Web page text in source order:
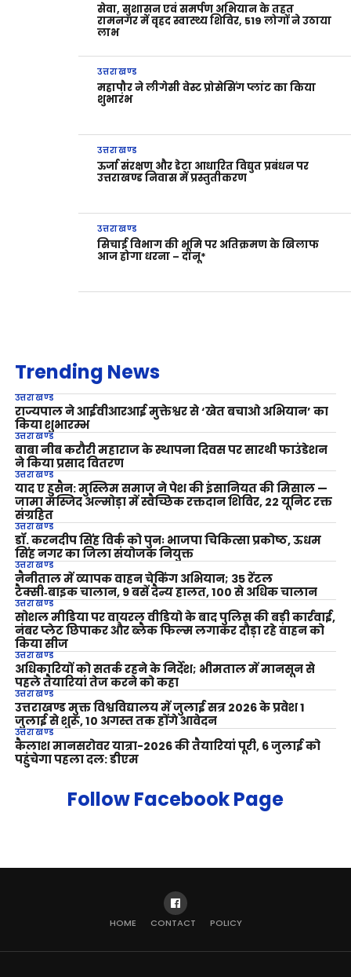
सेवा, सुशासन एवं समर्पण अभियान के तहत
रामनगर में वृहद स्वास्थ्य शिविर, 519 लोगों ने उठाया
लाभ
उत्तराखण्ड
महापौर ने लीगेसी वेस्ट प्रोसेसिंग प्लांट का किया
शुभारंभ
उत्तराखण्ड
ऊर्जा संरक्षण और डेटा आधारित विद्युत प्रबंधन पर
उत्तराखण्ड निवास में प्रस्तुतीकरण
उत्तराखण्ड
सिचाई विभाग की भूमि पर अतिक्रमण के खिलाफ
आज होगा धरना – दानू*
Trending News
उत्तराखण्ड
राज्यपाल ने आईवीआरआई मुक्तेश्वर से ‘खेत बचाओ अभियान’ का
किया शुभारम्भ
उत्तराखण्ड
बाबा नीब करौरी महाराज के स्थापना दिवस पर सारथी फाउंडेशन
ने किया प्रसाद वितरण
उत्तराखण्ड
याद ए हुसैन: मुस्लिम समाज ने पेश की इंसानियत की मिसाल —
जामा मस्जिद अल्मोड़ा में स्वैच्छिक रक्तदान शिविर, 22 यूनिट रक्त
संग्रहित
उत्तराखण्ड
डॉ. करनदीप सिंह विर्क को पुनः भाजपा चिकित्सा प्रकोष्ठ, ऊधम
सिंह नगर का जिला संयोजक नियुक्त
उत्तराखण्ड
नैनीताल में व्यापक वाहन चेकिंग अभियान; 35 रेंटल
टैक्सी‑बाइक चालान, 9 बसें दैन्य हालत, 100 से अधिक चालान
उत्तराखण्ड
सोशल मीडिया पर वायरल वीडियो के बाद पुलिस की बड़ी कार्रवाई,
नंबर प्लेट छिपाकर और ब्लैक फिल्म लगाकर दौड़ा रहे वाहन को
किया सीज
उत्तराखण्ड
अधिकारियों को सतर्क रहने के निर्देश; भीमताल में मानसून से
पहले तैयारियां तेज करने को कहा
उत्तराखण्ड
उत्तराखण्ड मुक्त विश्वविद्यालय में जुलाई सत्र 2026 के प्रवेश 1
जुलाई से शुरू, 10 अगस्त तक होंगे आवेदन
उत्तराखण्ड
कैलाश मानसरोवर यात्रा-2026 की तैयारियां पूरी, 6 जुलाई को
पहुंचेगा पहला दल: डीएम
Follow Facebook Page
HOME CONTACT POLICY